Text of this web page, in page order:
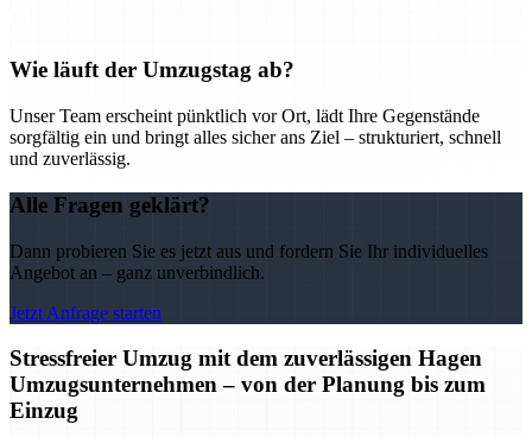
Wie läuft der Umzugstag ab?
Unser Team erscheint pünktlich vor Ort, lädt Ihre Gegenstände
sorgfältig ein und bringt alles sicher ans Ziel – strukturiert, schnell
und zuverlässig.
Alle Fragen geklärt?
Dann probieren Sie es jetzt aus und fordern Sie Ihr individuelles
Angebot an – ganz unverbindlich.
Jetzt Anfrage starten
Stressfreier Umzug mit dem zuverlässigen Hagen
Umzugsunternehmen – von der Planung bis zum
Einzug